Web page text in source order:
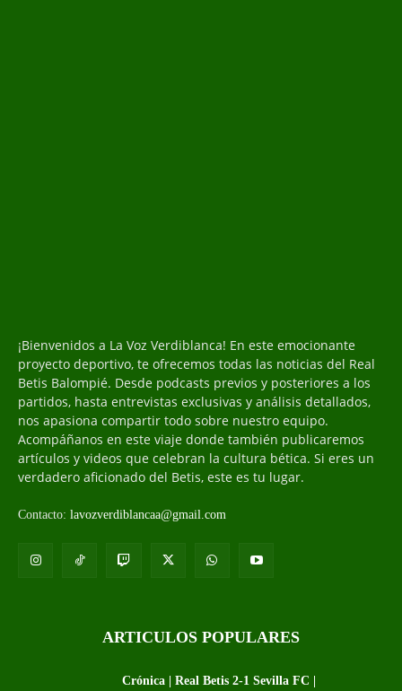
¡Bienvenidos a La Voz Verdiblanca! En este emocionante
proyecto deportivo, te ofrecemos todas las noticias del Real
Betis Balompié. Desde podcasts previos y posteriores a los
partidos, hasta entrevistas exclusivas y análisis detallados,
nos apasiona compartir todo sobre nuestro equipo.
Acompáñanos en este viaje donde también publicaremos
artículos y videos que celebran la cultura bética. Si eres un
verdadero aficionado del Betis, este es tu lugar.
Contacto: lavozverdiblancaa@gmail.com
ARTICULOS POPULARES
Crónica | Real Betis 2-1 Sevilla FC |